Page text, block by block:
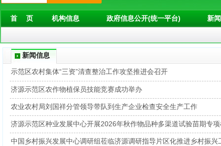
首 页 机构信息 政府信息公开(统一平台) 新
新闻信息
示范区农村集体“三资”清查整治工作攻坚推进会召开
济源示范区农作物植保员技能竞赛成功举办
农业农村局刘国祥分管领导带队到生产企业检查安全生产工作
济源示范区种业发展中心开展2026年秋作物品种多渠道试验苗期专
中国乡村振兴发展中心调研组莅临济源调研指导片区化推进乡村振兴